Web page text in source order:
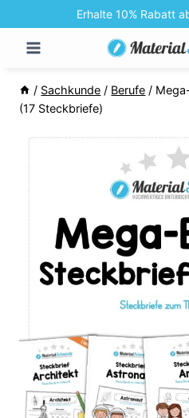
Inhalt
springen
Erhalte 10% Rabatt
/ Sachkunde / Berufe /
(17 Steckbriefe)